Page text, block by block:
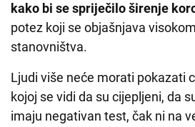
kako bi se spriječilo širenje
potez koji se objašnjava
stanovništva.
Ljudi više neće morati pokazati
kojoj se vidi da su cijepljeni, da
imaju negativan test, čak ni na